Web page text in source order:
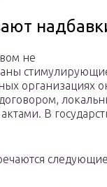
не
организациях
В